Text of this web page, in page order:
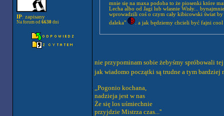
IP: zapisany
Na forum od 6630dni
mnie się na maxa podoba to że piosenki które mamy w repertuarze są albo nasze albo jedynie od Legii.. taki MKS Kluczbork wszystkie ma albo od
Lecha albo od Jagi lub wlasnie Wisły...
wprowadzili coś o czym cały kibicowski świat
daleka"
. a jak będziemy chcieli być fajni
nie przypominam sobie żebyśmy spróbowali
jak wiadomo początki są trudne a tym
,,Pogonio kochana,
nadzieja jest w nas
Że się los uśmiechnie
przyjdzie Mistrza czas...''